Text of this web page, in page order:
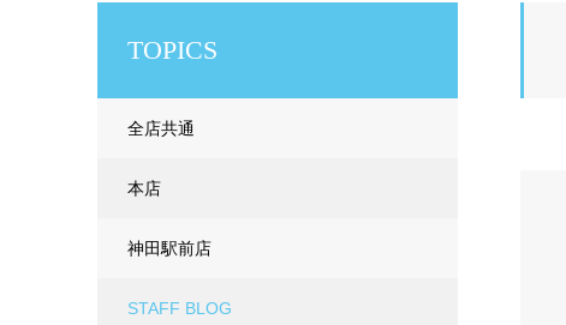
TOPICS
全店共通
本店
神田駅前店
STAFF BLOG